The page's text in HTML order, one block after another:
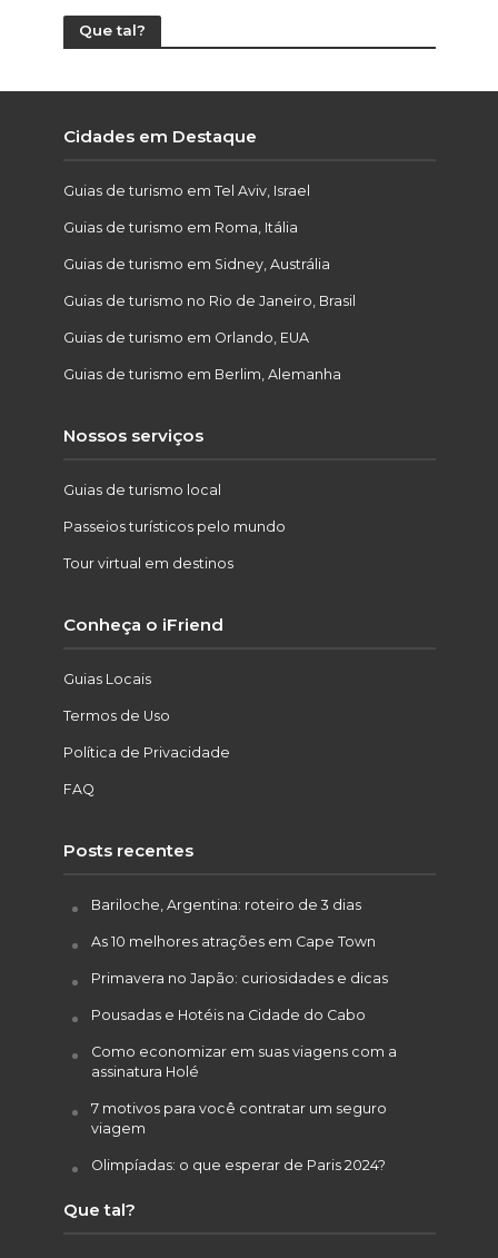
Que tal?
Cidades em Destaque
Guias de turismo em Tel Aviv, Israel
Guias de turismo em Roma, Itália
Guias de turismo em Sidney, Austrália
Guias de turismo no Rio de Janeiro, Brasil
Guias de turismo em Orlando, EUA
Guias de turismo em Berlim, Alemanha
Nossos serviços
Guias de turismo local
Passeios turísticos pelo mundo
Tour virtual em destinos
Conheça o iFriend
Guias Locais
Termos de Uso
Política de Privacidade
FAQ
Posts recentes
Bariloche, Argentina: roteiro de 3 dias
As 10 melhores atrações em Cape Town
Primavera no Japão: curiosidades e dicas
Pousadas e Hotéis na Cidade do Cabo
Como economizar em suas viagens com a
assinatura Holé
7 motivos para você contratar um seguro
viagem
Olimpíadas: o que esperar de Paris 2024?
Que tal?